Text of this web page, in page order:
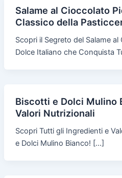
Salame al Cioccolato
Classico della
Scopri il Segreto del Salame
Dolce Italiano che Conquista
Biscotti e Dolci Mulino
Valori Nutrizionali
Scopri Tutti gli Ingredienti e
e Dolci Mulino Bianco! […]